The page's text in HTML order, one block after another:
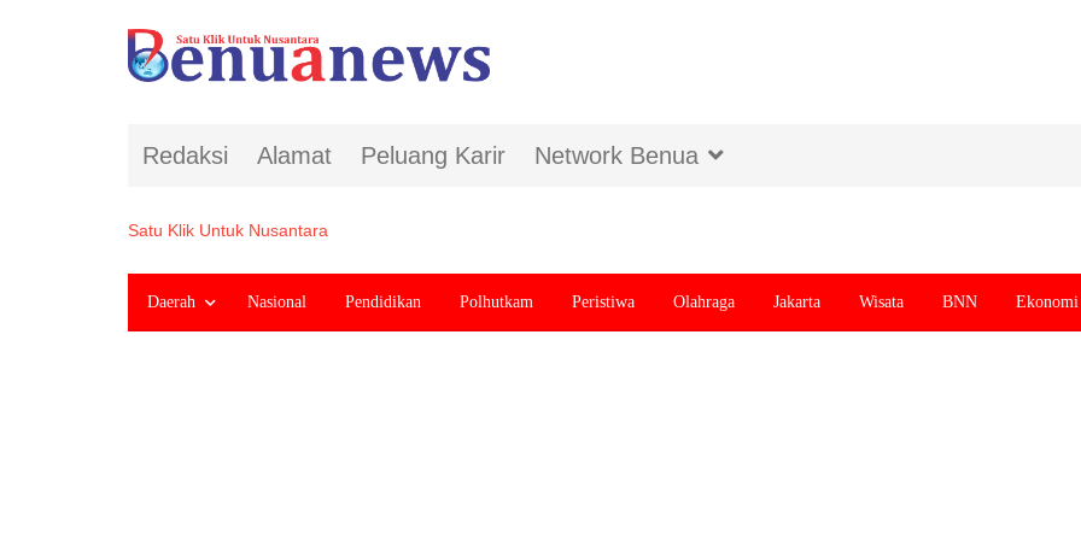
Redaksi Alamat Peluang Karir Network Benua
Satu Klik Untuk Nusantara
Daerah Nasional Pendidikan Polhutkam Peristiwa Olahraga Jakarta Wisata BNN Ekonomi